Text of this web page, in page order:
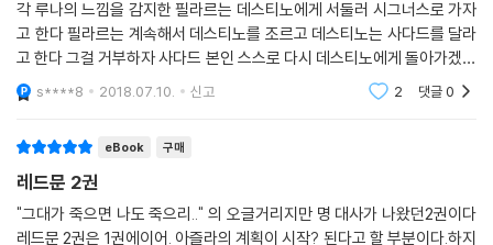
각 루나의 느낌을 감지한 필라르는 데스티노에게 서둘러 시그너스로 가자
고 한다 필라르는 계속해서 데스티노를 조르고 데스티노는 사다드를 달라
고 한다 그걸 거부하자 사다드 본인 스스로 다시 데스티노에게 돌아가겠다
고 한다 필라르는 충격을 받는다 그 와중에 갑작스레 전함의 공격을 받게
되고 우주선에 있
s****8 2018.07.10. 신고 2 댓글0
eBook 구매
레드문 2권
"그대가 죽으면 나도 죽으리.." 의 오글거리지만 명 대사가 나왔던2권이다
레드문 2권은 1권에이어. 아즐라의 계획이 시작? 된다고 할 부분이다.하지